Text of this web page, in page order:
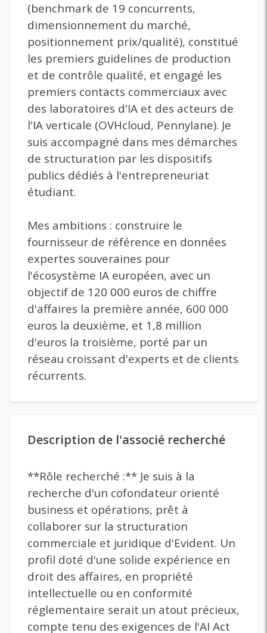
(benchmark de 19 concurrents,
dimensionnement du marché,
positionnement prix/qualité), constitué
les premiers guidelines de production
et de contrôle qualité, et engagé les
premiers contacts commerciaux avec
des laboratoires d'IA et des acteurs de
l'IA verticale (OVHcloud, Pennylane). Je
suis accompagné dans mes démarches
de structuration par les dispositifs
publics dédiés à l'entrepreneuriat
étudiant.
Mes ambitions : construire le
fournisseur de référence en données
expertes souveraines pour
l'écosystème IA européen, avec un
objectif de 120 000 euros de chiffre
d'affaires la première année, 600 000
euros la deuxième, et 1,8 million
d'euros la troisième, porté par un
réseau croissant d'experts et de clients
récurrents.
Description de l'associé recherché
**Rôle recherché :** Je suis à la
recherche d'un cofondateur orienté
business et opérations, prêt à
collaborer sur la structuration
commerciale et juridique d'Evident. Un
profil doté d'une solide expérience en
droit des affaires, en propriété
intellectuelle ou en conformité
réglementaire serait un atout précieux,
compte tenu des exigences de l'AI Act